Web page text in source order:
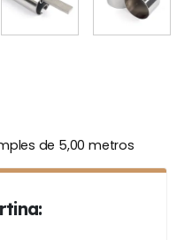
de 5,00 metros